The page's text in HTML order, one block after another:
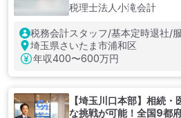
税理士法人小滝会計
税務会計スタッフ/基本定時退社/
埼玉県さいたま市浦和区
年収400〜600万円
【埼玉川口本部】相続
な挑戦が可能！全国9都